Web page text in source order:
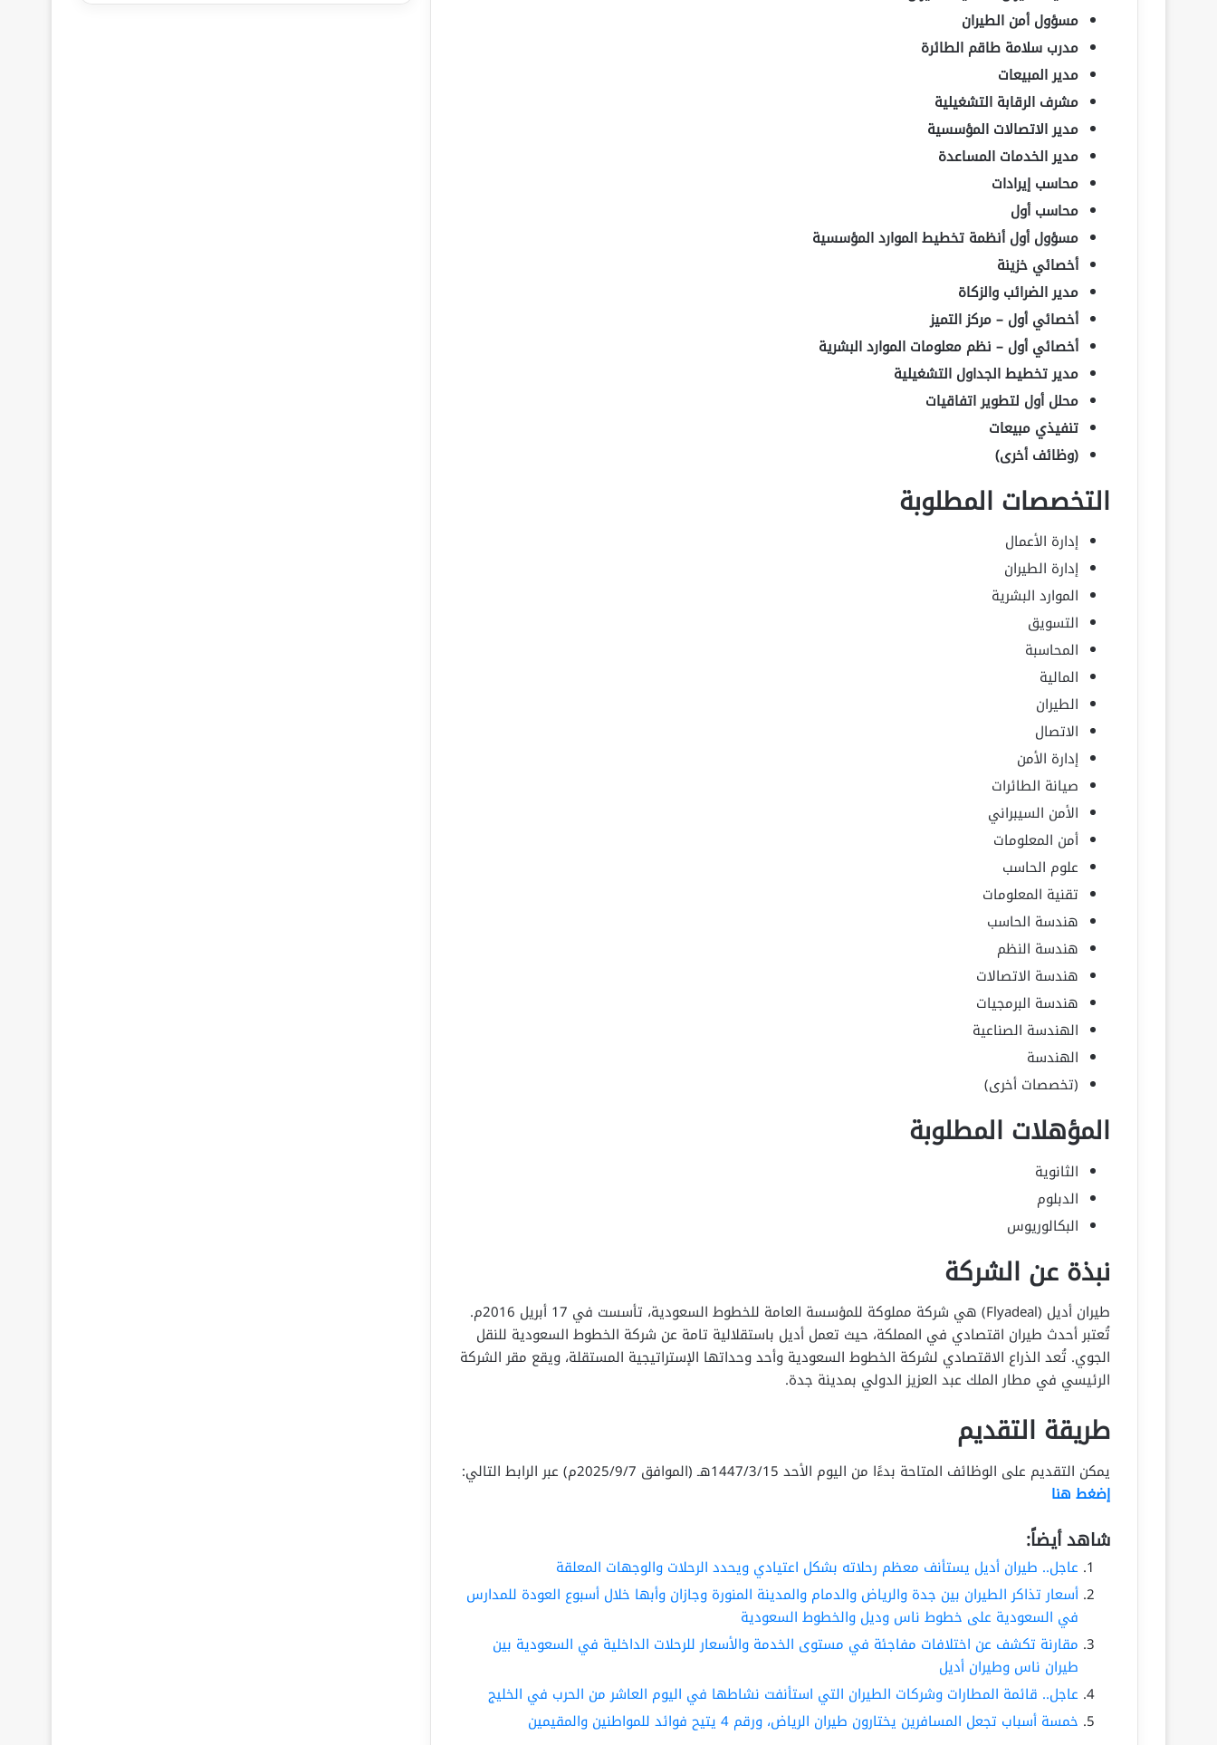
مسؤول أمن الطيران
مدرب سلامة طاقم الطائرة
مدير المبيعات
مشرف الرقابة التشغيلية
مدير الاتصالات المؤسسية
مدير الخدمات المساعدة
محاسب إيرادات
محاسب أول
مسؤول أول أنظمة تخطيط الموارد المؤسسية
أخصائي خزينة
مدير الضرائب والزكاة
أخصائي أول – مركز التميز
أخصائي أول – نظم معلومات الموارد البشرية
مدير تخطيط الجداول التشغيلية
محلل أول لتطوير اتفاقيات
تنفيذي مبيعات
(وظائف أخرى)
التخصصات المطلوبة
إدارة الأعمال
إدارة الطيران
الموارد البشرية
التسويق
المحاسبة
المالية
الطيران
الاتصال
إدارة الأمن
صيانة الطائرات
الأمن السيبراني
أمن المعلومات
علوم الحاسب
تقنية المعلومات
هندسة الحاسب
هندسة النظم
هندسة الاتصالات
هندسة البرمجيات
الهندسة الصناعية
الهندسة
(تخصصات أخرى)
المؤهلات المطلوبة
الثانوية
الدبلوم
البكالوريوس
نبذة عن الشركة
طيران أديل (Flyadeal) هي شركة مملوكة للمؤسسة العامة للخطوط السعودية، تأسست في 17 أبريل 2016م.
تُعتبر أحدث طيران اقتصادي في المملكة، حيث تعمل أديل باستقلالية تامة عن شركة الخطوط السعودية للنقل
الجوي. تُعد الذراع الاقتصادي لشركة الخطوط السعودية وأحد وحداتها الإستراتيجية المستقلة، ويقع مقر الشركة
الرئيسي في مطار الملك عبد العزيز الدولي بمدينة جدة.
طريقة التقديم
يمكن التقديم على الوظائف المتاحة بدءًا من اليوم الأحد 1447/3/15هـ (الموافق 2025/9/7م) عبر الرابط التالي:
إضغط هنا
شاهد أيضاً:
عاجل.. طيران أديل يستأنف معظم رحلاته بشكل اعتيادي ويحدد الرحلات والوجهات المعلقة
أسعار تذاكر الطيران بين جدة والرياض والدمام والمدينة المنورة وجازان وأبها خلال أسبوع العودة للمدارس
في السعودية على خطوط ناس وديل والخطوط السعودية
مقارنة تكشف عن اختلافات مفاجئة في مستوى الخدمة والأسعار للرحلات الداخلية في السعودية بين
طيران ناس وطيران أديل
عاجل.. قائمة المطارات وشركات الطيران التي استأنفت نشاطها في اليوم العاشر من الحرب في الخليج
خمسة أسباب تجعل المسافرين يختارون طيران الرياض، ورقم 4 يتيح فوائد للمواطنين والمقيمين